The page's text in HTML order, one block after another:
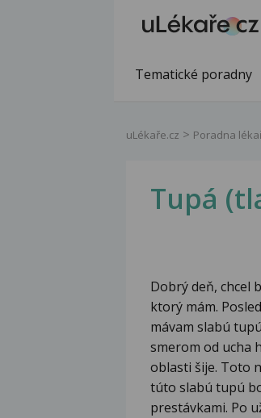
Tematické poradny
uLékaře.cz Poradna
Tupá
Dobrý deň, chcel
ktorý mám.
mávam slabú
smerom od ucha
oblasti šije. Toto
túto slabú tupú
prestávkami. Po